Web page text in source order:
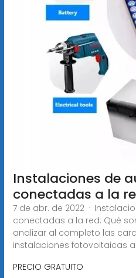
Instalaciones de
conectadas a la
7 de abr. de 2022 ·
conectadas a la red: Qué
analizar al completo las
instalaciones fotovoltaicas
PRECIO GRATUITO